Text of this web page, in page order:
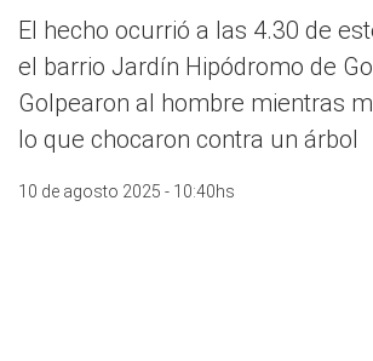
El hecho ocurrió a las 4.30 de
el barrio Jardín Hipódromo de
Golpearon al hombre mientras
lo que chocaron contra un árbol
10 de agosto 2025 - 10:40hs